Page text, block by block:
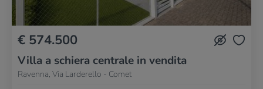
€ 574.500
Villa a schiera centrale in vendita
Ravenna, Via Larderello - Comet